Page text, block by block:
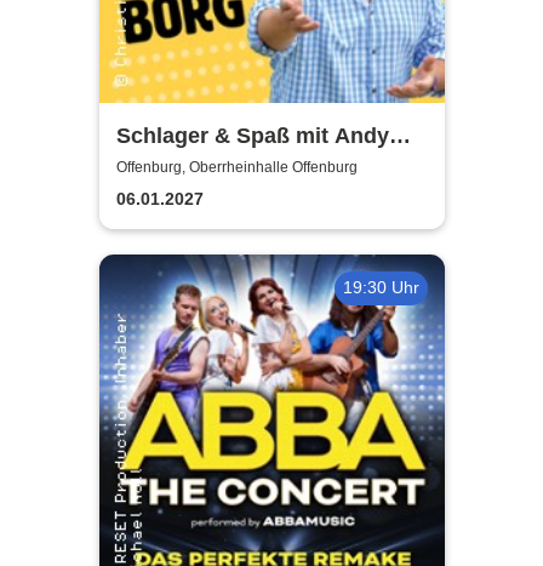
Schlager & Spaß mit Andy
Borg und Gästen
Offenburg, Oberrheinhalle Offenburg
06.01.2027
19:30 Uhr